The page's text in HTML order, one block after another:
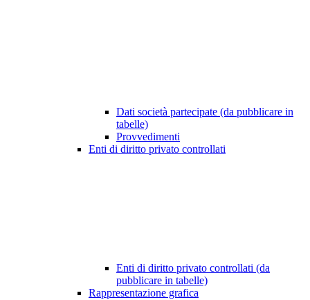
Dati società partecipate (da pubblicare in
tabelle)
Provvedimenti
Enti di diritto privato controllati
Enti di diritto privato controllati (da
pubblicare in tabelle)
Rappresentazione grafica